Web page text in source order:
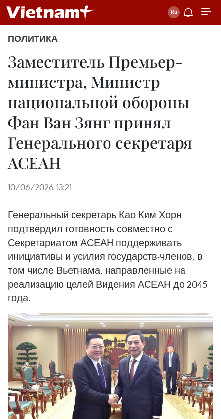
ПОЛИТИКА
Заместитель Премьер-
министра, Министр
национальной обороны
Фан Ван Зянг принял
Генерального секретаря
АСЕАН
10/06/2026 13:21
Генеральный секретарь Као Ким Хорн
подтвердил готовность совместно с
Секретариатом АСЕАН поддерживать
инициативы и усилия государств-членов, в
том числе Вьетнама, направленные на
реализацию целей Видения АСЕАН до 2045
года.